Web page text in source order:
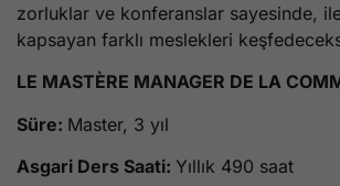
zorluklar ve konferanslar sayesinde,
kapsayan farklı meslekleri
LE MASTÈRE MANAGER DE LA
Süre: Master, 3 yıl
Asgari Ders Saati: Yıllık 490 saat